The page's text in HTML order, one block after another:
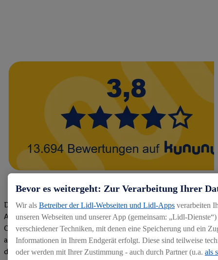
Die Bewertungen von aktuellen und ehemaligen Mitarbeitern,
Azubis und externen Bewerbern haben uns zu einer Top
Company gemacht. Wir freuen uns über unseren guten Score
auf dem Arbeitgeber-Bewertungsportal kununu.Hier geht's zu
den Bewertungen
Bevor es weitergeht: Zur Verarbeitung Ihrer
Wir als Betreiber der Lidl-Webseiten und Lidl-Apps verarbeiten
unseren Webseiten und unserer App (gemeinsam: „Lidl-
verschiedener Techniken, mit denen eine Speicherung und ein
Informationen in Ihrem Endgerät erfolgt. Diese sind teilweise
oder werden mit Ihrer Zustimmung - auch durch Partner (u.a. als